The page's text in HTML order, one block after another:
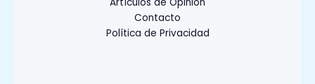
Contacto
Política de Privacidad